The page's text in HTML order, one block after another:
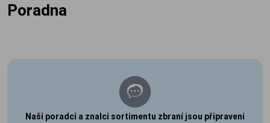
Poradna
Naši poradci a znalci sortimentu zbraní jsou připraveni